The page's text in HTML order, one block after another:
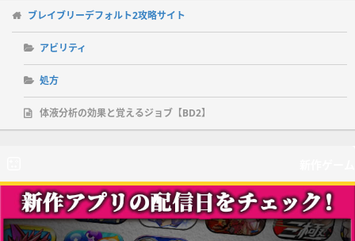
ブレイブリーデフォルト2攻略サイト
アビリティ
処方
体液分析の効果と覚えるジョブ【BD2】